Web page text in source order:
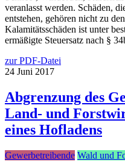
veranlasst werden. Schäden,
entstehen, gehören nicht zu
Kalamitätsschäden ist unter
ermäßigte Steuersatz nach §
zur PDF-Datei
24 Juni 2017
Abgrenzung des
Land- und
eines Hofladens
Gewerbetreibende Wald und